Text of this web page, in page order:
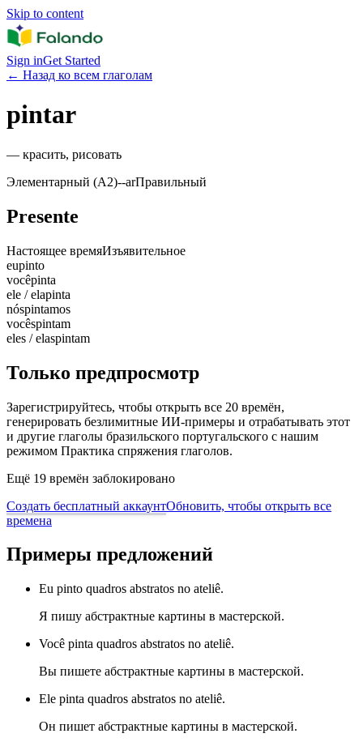
Skip to content
Sign inGet Started
← Назад ко всем глаголам
pintar
— красить, рисовать
Элементарный (A2)--arПравильный
Presente
Настоящее времяИзъявительное
eupinto
vocêpinta
ele / elapinta
nóspintamos
vocêspintam
eles / elaspintam
Только предпросмотр
Зарегистрируйтесь, чтобы открыть все 20 времён,
генерировать безлимитные ИИ-примеры и отрабатывать этот
и другие глаголы бразильского португальского с нашим
режимом Практика спряжения глаголов.
Ещё 19 времён заблокировано
Создать бесплатный аккаунтОбновить, чтобы открыть все
времена
Примеры предложений
Eu pinto quadros abstratos no ateliê.
Я пишу абстрактные картины в мастерской.
Você pinta quadros abstratos no ateliê.
Вы пишете абстрактные картины в мастерской.
Ele pinta quadros abstratos no ateliê.
Он пишет абстрактные картины в мастерской.